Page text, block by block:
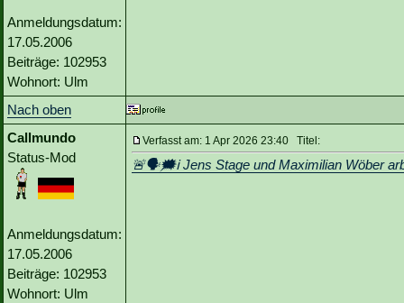
Anmeldungsdatum:
17.05.2006
Beiträge: 102953
Wohnort: Ulm
Nach oben
Callmundo
Status-Mod
Anmeldungsdatum:
17.05.2006
Beiträge: 102953
Wohnort: Ulm
Verfasst am: 1 Apr 2026 23:40 Titel:
🚨🗣🗯️ℹ️ Jens Stage und Maximilian Wöber